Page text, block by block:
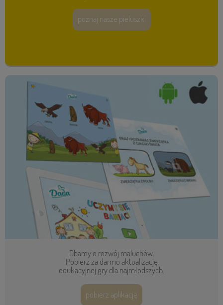
poznaj nasze pieluszki
Dbamy o rozwój maluchów.
Pobierz za darmo aktualizację
edukacyjnej gry dla najmłodszych.
pobierz aplikację